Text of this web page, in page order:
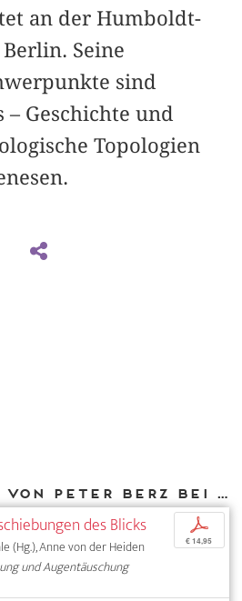
an der Humboldt-
Seine
sind
Geschichte und
Topologien
Weitere Texte von Peter Berz bei DIAPHANES
des Blicks
(Hg.), Anne von der Heiden
und Augentäuschung
p
€ 14,95